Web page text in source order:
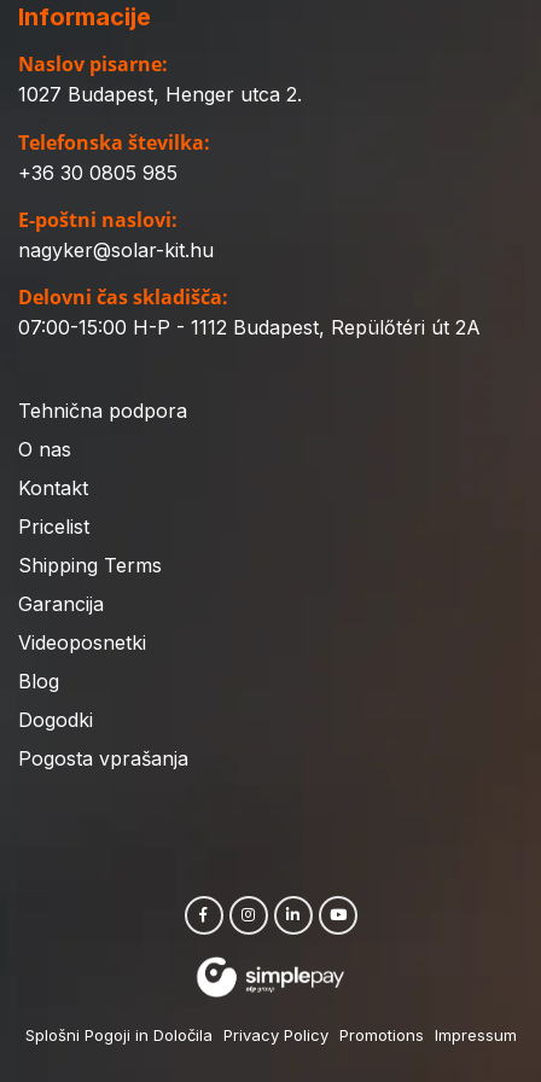
Informacije
Naslov pisarne:
1027 Budapest, Henger utca 2.
Telefonska številka:
+36 30 0805 985
E-poštni naslovi:
nagyker@solar-kit.hu
Delovni čas skladišča:
07:00-15:00 H-P - 1112 Budapest, Repülőtéri út 2A
Tehnična podpora
O nas
Kontakt
Pricelist
Shipping Terms
Garancija
Videoposnetki
Blog
Dogodki
Pogosta vprašanja
Splošni Pogoji in Določila Privacy Policy Promotions Impressum